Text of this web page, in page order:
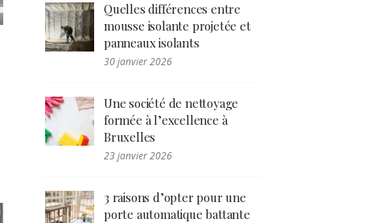
Quelles différences entre
mousse isolante projetée et
panneaux isolants
30 janvier 2026
Une société de nettoyage
formée à l’excellence à
Bruxelles
23 janvier 2026
3 raisons d’opter pour une
porte automatique battante